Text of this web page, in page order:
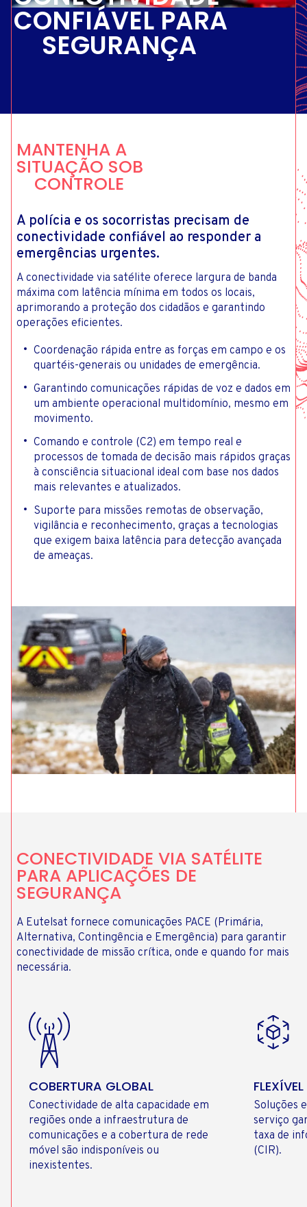
CONFIÁVEL PARA
SEGURANÇA
MANTENHA A
SITUAÇÃO SOB
CONTROLE
A polícia e os socorristas precisam de
conectividade confiável ao responder a
emergências urgentes.
A conectividade via satélite oferece largura de banda
máxima com latência mínima em todos os locais,
aprimorando a proteção dos cidadãos e garantindo
operações eficientes.
Coordenação rápida entre as forças em campo e os
quartéis-generais ou unidades de emergência.
Garantindo comunicações rápidas de voz e dados em
um ambiente operacional multidomínio, mesmo em
movimento.
Comando e controle (C2) em tempo real e
processos de tomada de decisão mais rápidos graças
à consciência situacional ideal com base nos dados
mais relevantes e atualizados.
Suporte para missões remotas de observação,
vigilância e reconhecimento, graças a tecnologias
que exigem baixa latência para detecção avançada
de ameaças.
CONECTIVIDADE VIA SATÉLITE
PARA APLICAÇÕES DE
SEGURANÇA
A Eutelsat fornece comunicações PACE (Primária,
Alternativa, Contingência e Emergência) para garantir
conectividade de missão crítica, onde e quando for mais
necessária.
COBERTURA GLOBAL
Conectividade de alta capacidade em
regiões onde a infraestrutura de
comunicações e a cobertura de rede
móvel são indisponíveis ou
inexistentes.
FLEXÍVEL
Soluções
serviço
taxa de
(CIR).